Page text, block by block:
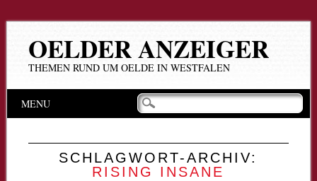
OELDER ANZEIGER
THEMEN RUND UM OELDE IN WESTFALEN
Hauptmenü
Inhalt
MENU
SCHLAGWORT-ARCHIV:
RISING INSANE